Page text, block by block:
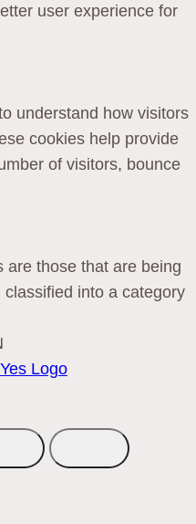
user experience for
understand how visitors
cookies help provide
of visitors, bounce
are those that are being
into a category